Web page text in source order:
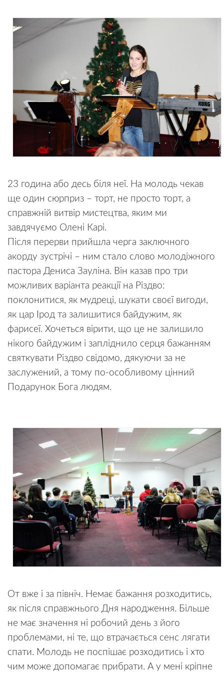
23 година або десь біля неї. На молодь чекав
ще один сюрприз – торт, не просто торт, а
справжній витвір мистецтва, яким ми
завдячуємо Олені Карі.
Після перерви прийшла черга заключного
акорду зустрічі – ним стало слово молодіжного
пастора Дениса Зауліна. Він казав про три
можливих варіанта реакції на Різдво:
поклонитися, як мудреці, шукати своєї вигоди,
як цар Ірод та залишитися байдужим, як
фарисеї. Хочеться вірити, що це не залишило
нікого байдужим і запліднило серця бажанням
святкувати Різдво свідомо, дякуючи за не
заслужений, а тому по-особливому цінний
Подарунок Бога людям.
От вже і за північ. Немає бажання розходитись,
як після справжнього Дня народження. Більше
не має значення ні робочий день з його
проблемами, ні те, що втрачається сенс лягати
спати. Молодь не поспішає розходитись і хто
чим може допомагає прибрати. А у мені кріпне